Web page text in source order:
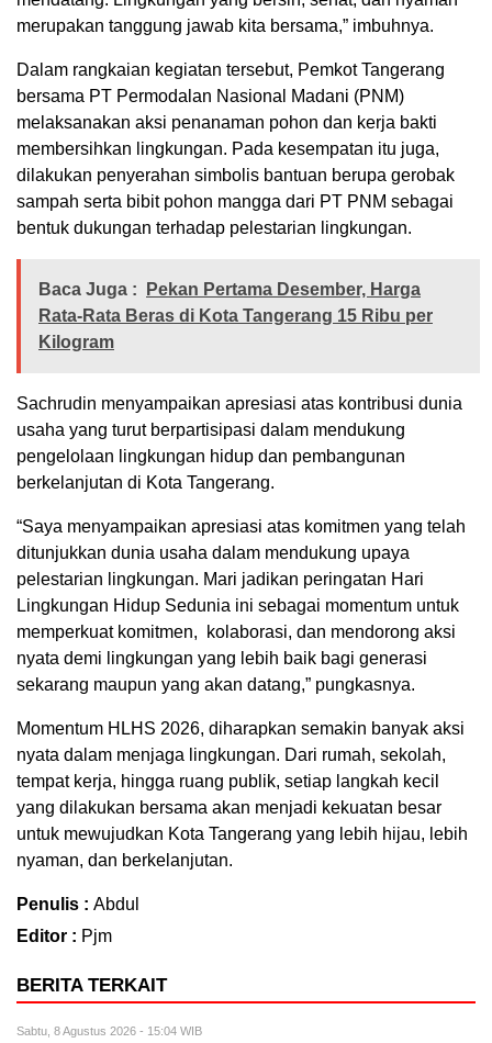
merupakan tanggung jawab kita bersama,” imbuhnya.
Dalam rangkaian kegiatan tersebut, Pemkot Tangerang
bersama PT Permodalan Nasional Madani (PNM)
melaksanakan aksi penanaman pohon dan kerja bakti
membersihkan lingkungan. Pada kesempatan itu juga,
dilakukan penyerahan simbolis bantuan berupa gerobak
sampah serta bibit pohon mangga dari PT PNM sebagai
bentuk dukungan terhadap pelestarian lingkungan.
Baca Juga :
Pekan Pertama Desember, Harga
Rata-Rata Beras di Kota Tangerang 15 Ribu per
Kilogram
Sachrudin menyampaikan apresiasi atas kontribusi dunia
usaha yang turut berpartisipasi dalam mendukung
pengelolaan lingkungan hidup dan pembangunan
berkelanjutan di Kota Tangerang.
“Saya menyampaikan apresiasi atas komitmen yang telah
ditunjukkan dunia usaha dalam mendukung upaya
pelestarian lingkungan. Mari jadikan peringatan Hari
Lingkungan Hidup Sedunia ini sebagai momentum untuk
memperkuat komitmen, kolaborasi, dan mendorong aksi
nyata demi lingkungan yang lebih baik bagi generasi
sekarang maupun yang akan datang,” pungkasnya.
Momentum HLHS 2026, diharapkan semakin banyak aksi
nyata dalam menjaga lingkungan. Dari rumah, sekolah,
tempat kerja, hingga ruang publik, setiap langkah kecil
yang dilakukan bersama akan menjadi kekuatan besar
untuk mewujudkan Kota Tangerang yang lebih hijau, lebih
nyaman, dan berkelanjutan.
Penulis : Abdul
Editor : Pjm
BERITA TERKAIT
Sabtu, 8 Agustus 2026 - 15:04 WIB